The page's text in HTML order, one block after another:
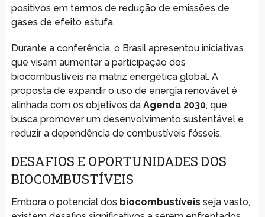
positivos em termos de redução de emissões de
gases de efeito estufa.
Durante a conferência, o Brasil apresentou iniciativas
que visam aumentar a participação dos
biocombustíveis na matriz energética global. A
proposta de expandir o uso de energia renovável é
alinhada com os objetivos da Agenda 2030, que
busca promover um desenvolvimento sustentável e
reduzir a dependência de combustíveis fósseis.
DESAFIOS E OPORTUNIDADES DOS
BIOCOMBUSTÍVEIS
Embora o potencial dos biocombustíveis seja vasto,